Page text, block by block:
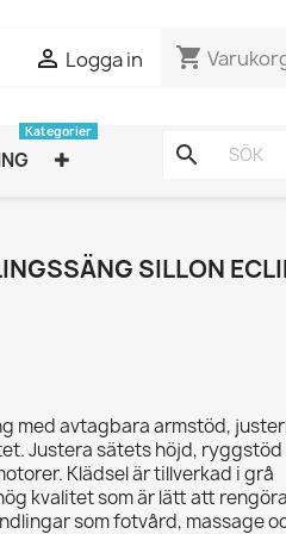
 Logga in shopping_cart
Kategorier
search
SILLON
med avtagbara armstöd,
Justera sätets höjd,
Klädsel är tillverkad i grå
kvalitet som är lätt att
som fotvård, massage